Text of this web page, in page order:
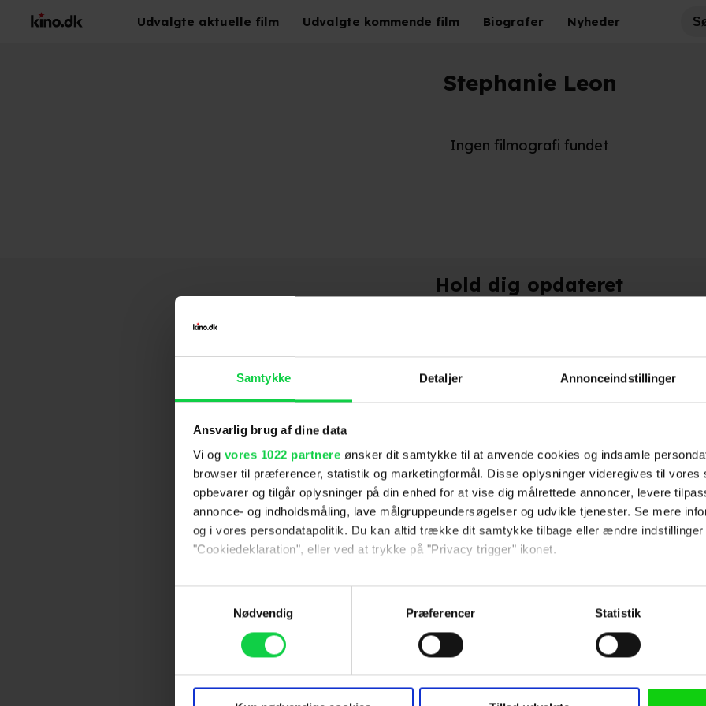
Samtykke Detaljer Annonceindstillinger
Ansvarlig brug af dine data
Vi og vores 1022 partnere ønsker dit samtykke til at anvende cookies og indsamle
browser til præferencer, statistik og marketingformål. Disse oplysninger videregives til vores
opbevarer og tilgår oplysninger på din enhed for at vise dig målrettede annoncer, levere
annonce- og indholdsmåling, lave målgruppeundersøgelser og udvikle tjenester. Se mere
og i vores persondatapolitik. Du kan altid trække dit samtykke tilbage eller ændre
"Cookiedeklaration", eller ved at trykke på "Privacy trigger" ikonet.
Hvis du tillader det, vil vi også gerne:
Indsamle præcise oplysninger om din placering, der kan være nøjagtig inden for få
Dine valg anvendes på hele websitet.
Vi ønsker dit samtykke til at anvende cookies og indsamle persondata om IP-adresse, ID
Nødvendig
Præferencer Statistik
Udvalgte aktuelle film Udvalgte kommende film Biografer Nyheder
Stephanie Leon
Ingen filmografi fundet
Hold dig opdateret
Ved tilmelding accepterer jeg
samtidig Kino.dks
Om Kino.dk
Annoncering
Privatlivspolitik
Betalingsbetingelser
Følg os